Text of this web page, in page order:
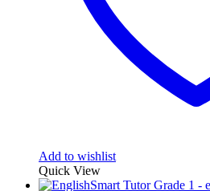
Add to wishlist
Quick View